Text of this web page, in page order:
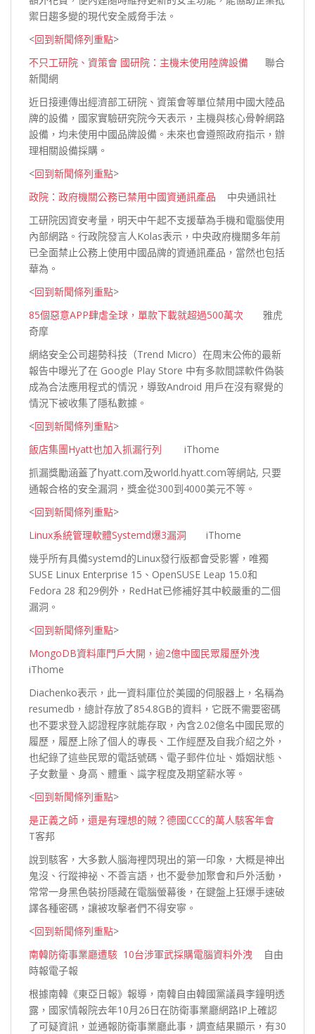
禦日趨多變的現代安全威脅手法。
<回到新聞條列重點>
不只工研院、資策會 國研院：主機未使用陸牌設備 聯合
新聞網
近日接連傳出經濟部工研院、資策會等單位禁用中國大陸品
牌的設備，國家實驗研究院今天表示，主機與核心骨幹網路
設備，均未使用中國品牌設備。未來也會遵照政府指示，辦
理相關設備採購。
<回到新聞條列重點>
政院：政府機關公務已禁用中國資通訊產品 中央通訊社
工研院因資安考量，明天中午起不支援華為手機和電腦使用
內部網路。行政院發言人Kolas表示，中央政府機關多年前
已全面禁止公務上使用中國品牌的資通訊產品，當然也包括
華為。
<回到新聞條列重點>
85個惡意APP肆虐全球，單款下載就超過500萬次 雅虎
奇摩
網絡安全公司趨勢科技（Trend Micro）在周末公佈的最新
報告中曝光了在 Google Play Store 中有多款間諜軟件偽裝
成為合法應用程式的情況，導致Android 用戶在沒有察覺的
情況下被收集了隱私數據。
<回到新聞條列重點>
飯店集團Hyatt也加入抓漏行列
iThome
抓漏獎勵涵蓋了hyatt.com及world.hyatt.com等網站, 只要
通報合格的安全漏洞，獎金從300到4000美元不等。
<回到新聞條列重點>
Linux系統管理軟體Systemd爆3漏洞 iThome
幾乎所有具備systemd的Linux發行版都會受影響，唯獨
SUSE Linux Enterprise 15、OpenSUSE Leap 15.0和
Fedora 28 和29例外，RedHat已修補好其中較嚴重的二個
漏洞。
<回到新聞條列重點>
MongoDB資料庫門戶大開，逾2億中國民眾履歷外洩
iThome
Diachenko表示，此一資料庫位於美國的伺服器上，名稱為
resumedb，總計存放了854.8GB的資料，它既不需要密碼
也不要求登入認證程序就能存取，內含2.02億名中國民眾的
履歷，履歷上除了個人的專長、工作經歷及自我介紹之外，
也紀錄了這些民眾的電話號碼、電子郵件位址、婚姻狀態、
子女數量、身高、體重、識字程度及期望薪水等。
<回到新聞條列重點>
是正義之師，還是有理想的賊？德國CCC的萬人駭客年會
T客邦
說到駭客，大多數人腦海裡閃現出的第一印象，大概是神出
鬼沒、行蹤神祕、不善言語，也不愛參加聚會和戶外活動，
常常一身黑色裝扮隱藏在電腦螢幕後，在鍵盤上狂爆手速破
譯各種密碼，讓被攻擊者們不得安寧。
<回到新聞條列重點>
南韓防衛事業廳遭駭 10台涉軍武採購電腦資料外洩 自由
時報電子報
根據南韓《東亞日報》報導，南韓自由韓國黨議員李鐘明透
露，國家情報院去年10月26日在防衛事業廳網路IP上確認
了可疑資訊，並通報防衛事業廳此事，調查結果顯示，有30